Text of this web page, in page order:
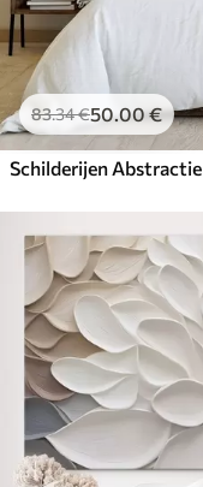
83.34€50.00€
Schilderijen Abstractie